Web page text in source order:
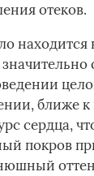
отеков.
находится
ближе к
сердца,
покров